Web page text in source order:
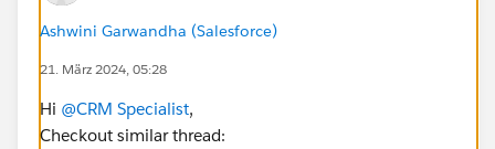
Ashwini Garwandha (Salesforce)
21. März 2024, 05:28
Hi @CRM Specialist,
Checkout similar thread: